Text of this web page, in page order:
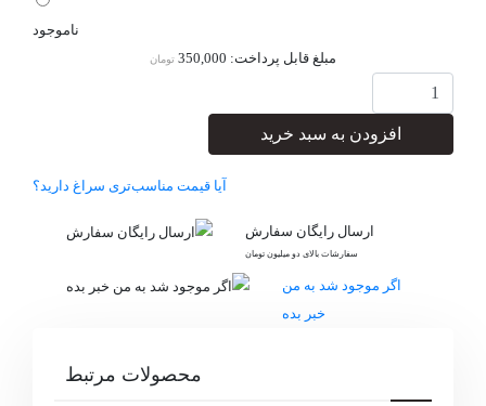
ناموجود
مبلغ قابل پرداخت: 350,000 تومان
افزودن به سبد خرید
آیا قیمت مناسب‌تری سراغ دارید؟
ارسال رایگان سفارش
سفارشات بالای دو میلیون تومان
اگر موجود شد به من
خبر بده
محصولات مرتبط